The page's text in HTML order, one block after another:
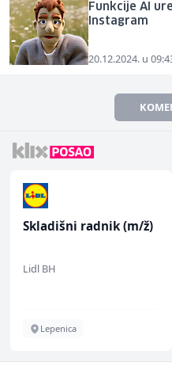
Funkcije AI
Instagram
20.12.2024. u
Skladišni radnik (m/ž)
Lidl BH
Lepenica